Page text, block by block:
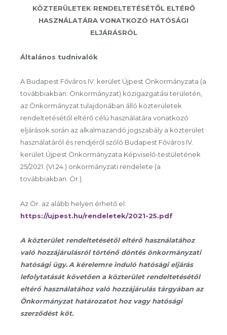
KÖZTERÜLETEK RENDELTETÉSÉTŐL ELTÉRŐ
HASZNÁLATÁRA VONATKOZÓ HATÓSÁGI
ELJÁRÁSRÓL
Általános tudnivalók
A Budapest Főváros IV. kerület Újpest Önkormányzata (a
továbbiakban: Önkormányzat) közigazgatási területén,
az Önkormányzat tulajdonában álló közterületek
rendeltetésétől eltérő célú használatára vonatkozó
eljárások során az alkalmazandó jogszabály a közterület
használatáról és rendjéről szóló Budapest Főváros IV.
kerület Újpest Önkormányzata Képviselő-testületének
25/2021. (VI.24.) önkormányzati rendelete (a
továbbiakban: Ör.).
Az Ör. az alább helyen érhető el:
https://ujpest.hu/rendeletek/2021-25.pdf
A közterület rendeltetésétől eltérő használatához
való hozzájárulásról történő döntés önkormányzati
hatósági ügy. A kérelemre induló hatósági eljárás
lefolytatását követően a közterület rendeltetésétől
eltérő használatához való hozzájárulás tárgyában az
Önkormányzat határozatot hoz vagy hatósági
szerződést köt.